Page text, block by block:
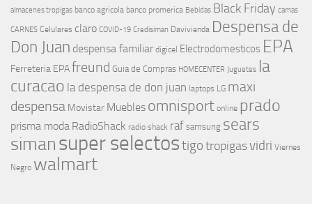
almacenes tropigas banco agricola banco promerica Bebidas Black Friday camas
CARNES Celulares claro COVID-19 Credisiman Davivienda Despensa de
Don Juan despensa familiar digicel Electrodomesticos EPA
Ferreteria EPAfreund Guia de Compras HOMECENTER Juguetes la
curacao la despensa de don juan laptops LG maxi
despensa Movistar Muebles omnisport online prado
prisma moda RadioShack radio shack raf samsung sears
simansuper selectostigotropigasvidri Viernes
Negro walmart